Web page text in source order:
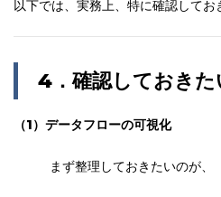
以下では、実務上、特に確認してお
4 ．確認しておき
（1）データフローの可視化
まず整理しておきたいのが、